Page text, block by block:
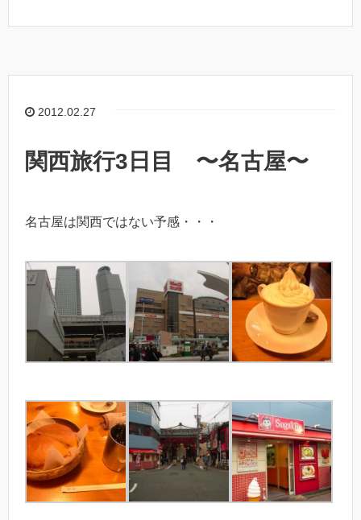
2012.02.27
関西旅行3日目 〜名古屋〜
名古屋は関西ではない予感・・・